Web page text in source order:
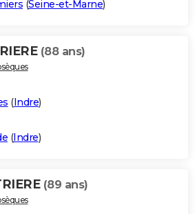
(Seine-et-Marne)
(88 ans)
(Indre)
(Indre)
(89 ans)